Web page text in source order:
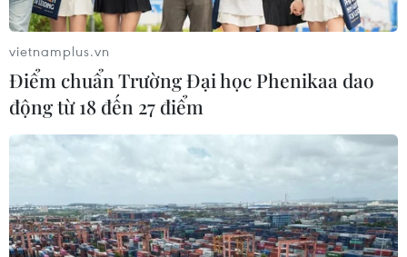
vietnamplus.vn
Điểm chuẩn Trường Đại học Phenikaa dao
động từ 18 đến 27 điểm